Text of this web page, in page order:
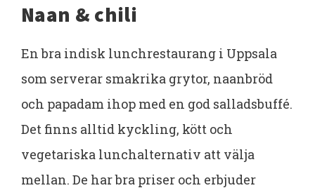
Naan & chili
En bra indisk lunchrestaurang i Uppsala
som serverar smakrika grytor, naanbröd
och papadam ihop med en god salladsbuffé.
Det finns alltid kyckling, kött och
vegetariska lunchalternativ att välja
mellan. De har bra priser och erbjuder